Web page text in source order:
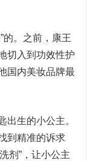
。之前，康王
切入到功效性护
国内美妆品牌最
生的小公主。
到精准的诉求
剂”，让小公主